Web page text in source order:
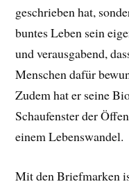
geschrieben hat,
buntes Leben sein
und verausgabend,
Menschen dafür
Zudem hat er seine
Schaufenster der
einem Lebenswandel.
Mit den Briefmarken